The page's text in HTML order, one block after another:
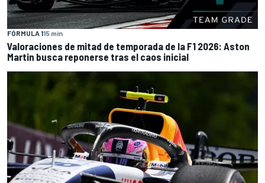
FÓRMULA 115 min
Valoraciones de mitad de temporada de la F1 2026: Aston
Martin busca reponerse tras el caos inicial